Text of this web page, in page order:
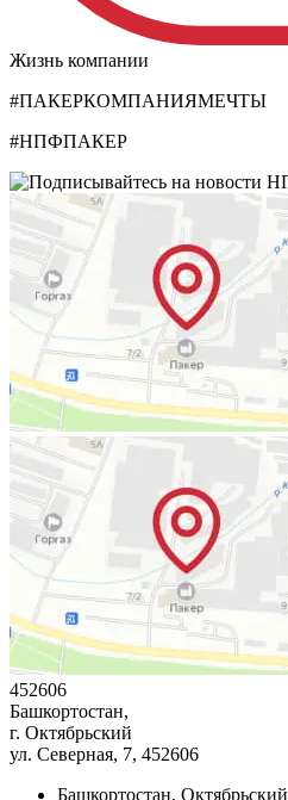
Жизнь компании
#ПАКЕРКОМПАНИЯМЕЧТЫ
#НПФПАКЕР
452606
Башкортостан,
г. Октябрьский
ул. Северная, 7, 452606
Башкортостан, Октябрьский